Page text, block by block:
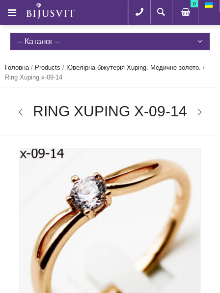
0
-- Каталог --
Головна/ Products / Ювелірна біжутерія Xuping. Медичне золото. /
Ring Xuping x-09-14
RING XUPING X-09-14